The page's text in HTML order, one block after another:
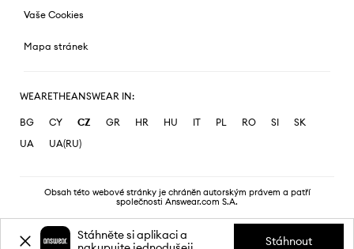
Vaše Cookies
Mapa stránek
WEARETHEANSWEAR IN:
BG CY CZ GR HR HU IT PL RO SI
SK
UA
UA(RU)
Obsah této webové stránky je chráněn autorským právem a patří
společnosti Answear.com S.A.
Stáhněte si aplikaci a
Stáhnout